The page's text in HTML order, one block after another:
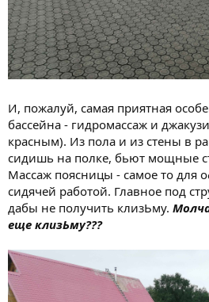
И, пожалуй, самая приятная
бассейна - гидромассаж и
красным). Из пола и из стены в
сидишь на полке, бьют мощные
Массаж поясницы - самое то для
сидячей работой. Главное под
дабы не получить клизЬму.
еще клизЬму???